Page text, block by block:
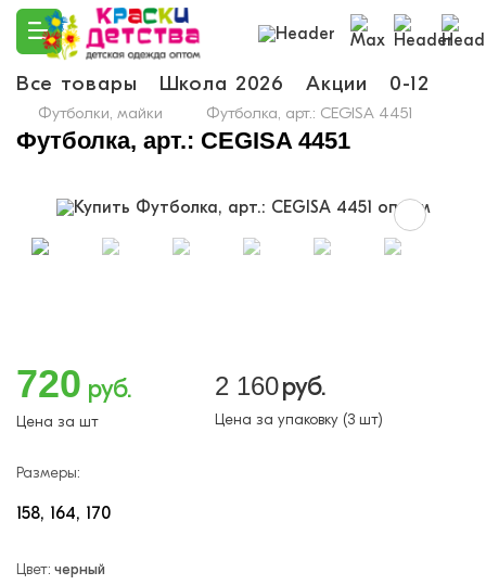
Все товары Школа 2026 Акции 0-12
Футболки, майки Футболка, арт.: CEGISA 4451
Футболка, арт.: CEGISA 4451
720 руб.
Цена за шт
2 160руб.
Цена за упаковку (3 шт)
Размеры:
158 164 170
Цвет: черный